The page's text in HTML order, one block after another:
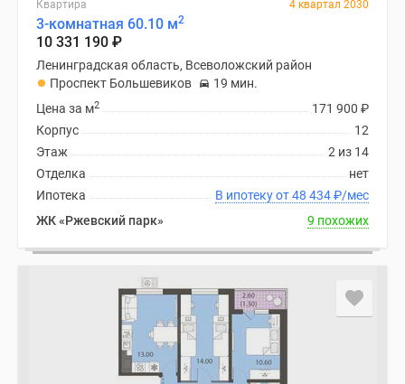
Квартира 4 квартал 2030
3-комнатная 60.10 м2
10 331 190 ₽
Ленинградская область, Всеволожский район
Проспект Большевиков
19 мин.
171 900 ₽
Цена за м2
12
Корпус
2 из 14
Этаж
нет
Отделка
В ипотеку от 48 434₽/мес
Ипотека
ЖК «Ржевский парк»
9 похожих